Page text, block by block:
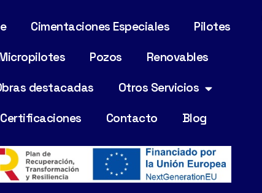
Cimentaciones Especiales
Pilotes
Pozos
Renovables
destacadas
Otros Servicios
Certificaciones
Contacto Blog